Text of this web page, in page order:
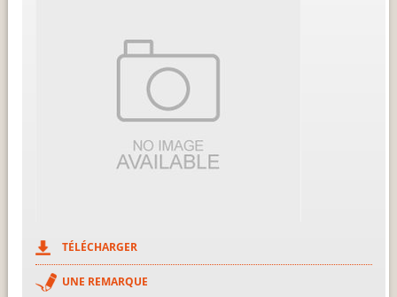
TÉLÉCHARGER
UNE REMARQUE